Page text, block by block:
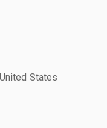
States